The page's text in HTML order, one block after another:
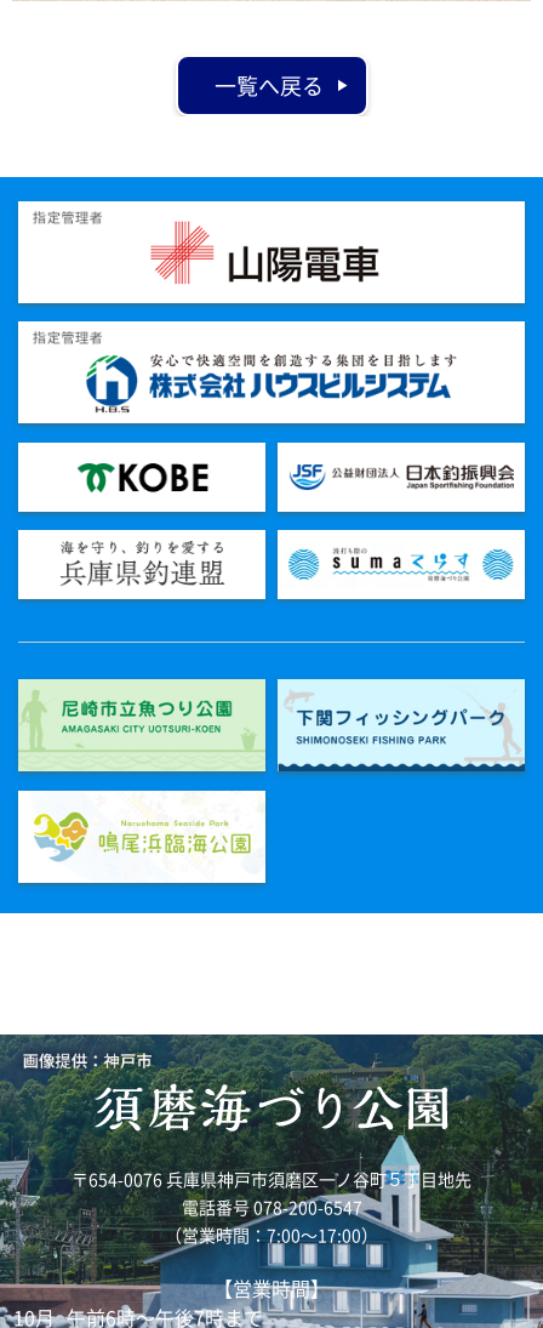
一覧へ戻る
〒654-0076 兵庫県神戸市須磨区一ノ谷町５丁目地先
電話番号 078-200-6547
（営業時間：7:00～17:00）
【営業時間】
10月 午前6時～午後7時まで